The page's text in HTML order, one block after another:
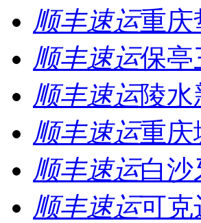
顺丰速运重庆
顺丰速运保亭
顺丰速运陵水
顺丰速运重庆
顺丰速运白沙
顺丰速运可克